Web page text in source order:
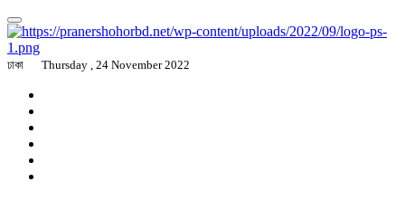
ঢাকা Thursday , 24 November 2022